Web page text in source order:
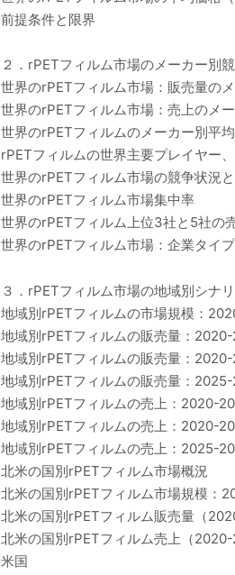
前提条件と限界
２．rPETフィルム市場のメーカー別
世界のrPETフィルム市場：販売量の
世界のrPETフィルム市場：売上のメ
世界のrPETフィルムのメーカー別平
rPETフィルムの世界主要プレイヤー
世界のrPETフィルム市場の競争状況
世界のrPETフィルム市場集中率
世界のrPETフィルム上位3社と5社の
世界のrPETフィルム市場：企業タイ
３．rPETフィルム市場の地域別シナ
地域別rPETフィルムの市場規模：
地域別rPETフィルムの販売量：2020-
地域別rPETフィルムの販売量：
地域別rPETフィルムの販売量：2025-
地域別rPETフィルムの売上：2020-
地域別rPETフィルムの売上：2020-
地域別rPETフィルムの売上：2025-
北米の国別rPETフィルム市場概況
北米の国別rPETフィルム市場規模：
北米の国別rPETフィルム販売量（
北米の国別rPETフィルム売上（2020-
米国